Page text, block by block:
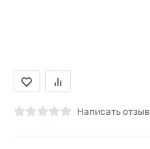
Написать отзыв